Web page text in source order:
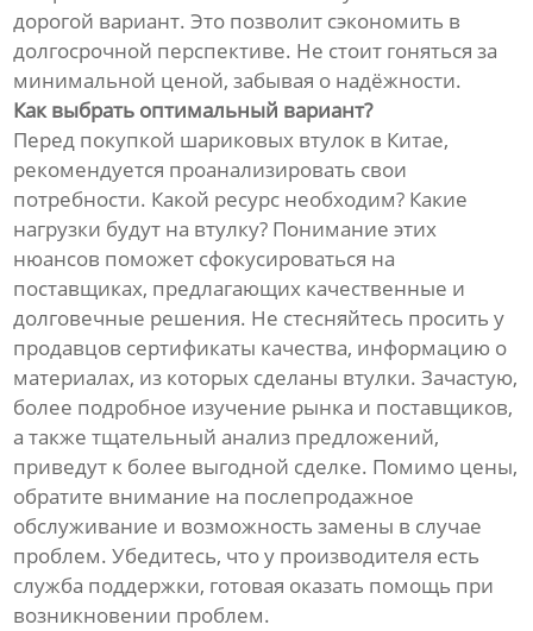
дорогой вариант. Это позволит сэкономить в
долгосрочной перспективе. Не стоит гоняться за
минимальной ценой, забывая о надёжности.
Как выбрать оптимальный вариант?
Перед покупкой шариковых втулок в Китае,
рекомендуется проанализировать свои
потребности. Какой ресурс необходим? Какие
нагрузки будут на втулку? Понимание этих
нюансов поможет сфокусироваться на
поставщиках, предлагающих качественные и
долговечные решения. Не стесняйтесь просить у
продавцов сертификаты качества, информацию о
материалах, из которых сделаны втулки. Зачастую,
более подробное изучение рынка и поставщиков,
а также тщательный анализ предложений,
приведут к более выгодной сделке. Помимо цены,
обратите внимание на послепродажное
обслуживание и возможность замены в случае
проблем. Убедитесь, что у производителя есть
служба поддержки, готовая оказать помощь при
возникновении проблем.